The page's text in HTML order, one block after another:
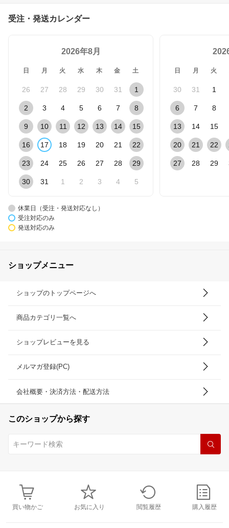
ット レトルトカレー グ
リーンカレー レトルト
ード お手軽 簡単調理 時
受注・発送カレンダー
2026年8月
日 月 火 水 木 金 土
26 27 28 29 30 31 1
2 3 4 5 6 7 8
9 10 11 12 13 14 15
16 17 18 19 20 21 22
23 24 25 26 27 28 29
30 31 1 2 3 4 5
日 月 火
30 31 1
6 7 8
13 14 15
20 21 22
27 28 29
休業日（受注・発送対応なし）
受注対応のみ
発送対応のみ
ショップメニュー
ショップのトップページへ
商品カテゴリ一覧へ
ショップレビューを見る
メルマガ登録(PC)
会社概要・決済方法・配送方法
このショップから探す
買い物かご お気に入り 閲覧履歴 購入履歴